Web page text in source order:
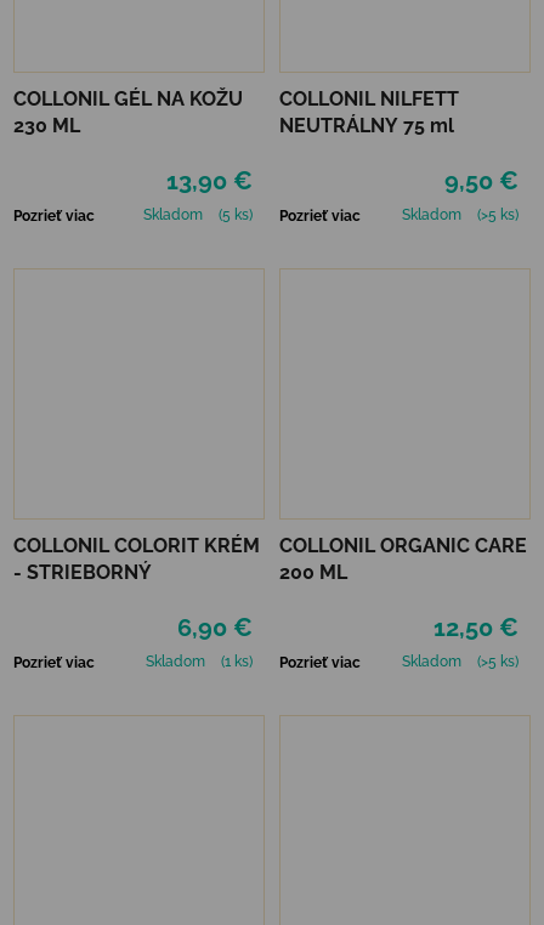
COLLONIL GÉL NA KOŽU
230 ML
13,90 €
Pozrieť viac Skladom (5 ks)
COLLONIL NILFETT
NEUTRÁLNY 75 ml
9,50 €
Pozrieť viac Skladom (>5 ks)
COLLONIL COLORIT KRÉM
- STRIEBORNÝ
6,90 €
Pozrieť viac Skladom (1 ks)
COLLONIL ORGANIC CARE
200 ML
12,50 €
Pozrieť viac Skladom (>5 ks)